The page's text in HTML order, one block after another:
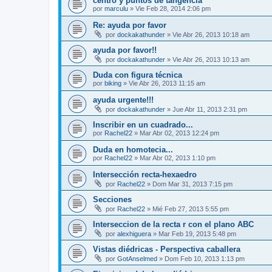
por marculu » Vie Feb 28, 2014 2:06 pm
Re: ayuda por favor
por dockakathunder » Vie Abr 26, 2013 10:18 am
ayuda por favor!!
por dockakathunder » Vie Abr 26, 2013 10:13 am
Duda con figura técnica
por biking » Vie Abr 26, 2013 11:15 am
ayuda urgente!!!
por dockakathunder » Jue Abr 11, 2013 2:31 pm
Inscribir en un cuadrado...
por Rachel22 » Mar Abr 02, 2013 12:24 pm
Duda en homotecia...
por Rachel22 » Mar Abr 02, 2013 1:10 pm
Intersección recta-hexaedro
por Rachel22 » Dom Mar 31, 2013 7:15 pm
Secciones
por Rachel22 » Mié Feb 27, 2013 5:55 pm
Interseccion de la recta r con el plano ABC
por alexhiguera » Mar Feb 19, 2013 5:48 pm
Vistas diédricas - Perspectiva caballera
por GotAnselmed » Dom Feb 10, 2013 1:13 pm